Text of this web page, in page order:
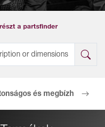
a partsfinder
és megbízható